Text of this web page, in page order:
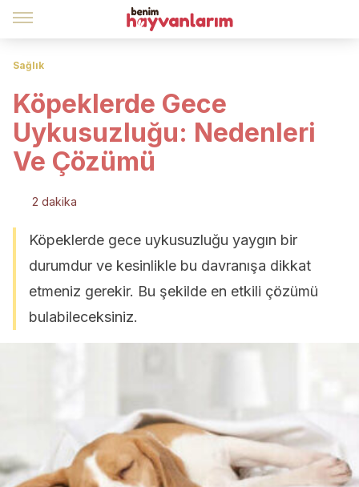
Sağlık
Köpeklerde Gece
Uykusuzluğu: Nedenleri
Ve Çözümü
2 dakika
Köpeklerde gece uykusuzluğu yaygın bir
durumdur ve kesinlikle bu davranışa dikkat
etmeniz gerekir. Bu şekilde en etkili çözümü
bulabileceksiniz.